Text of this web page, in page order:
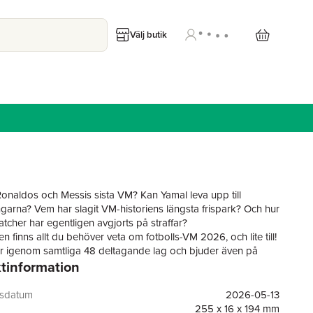
Välj butik
och Messis sista VM? Kan Yamal leva upp till
Vem har slagit VM-historiens längsta frispark? Och hur
har egentligen avgjorts på straffar?
finns allt du behöver veta om fotbolls-VM 2026, och lite till!
igenom samtliga 48 deltagande lag och bjuder även på
sjukaste målen, största skrällarna, fulaste röda korten,
får du ta del av Sporttouchens egna gissningar – vilka tror
ta hem guldet? I slutet av boken kan du skriva in ditt eget
2026-05-13
255 x 16 x 194 mm